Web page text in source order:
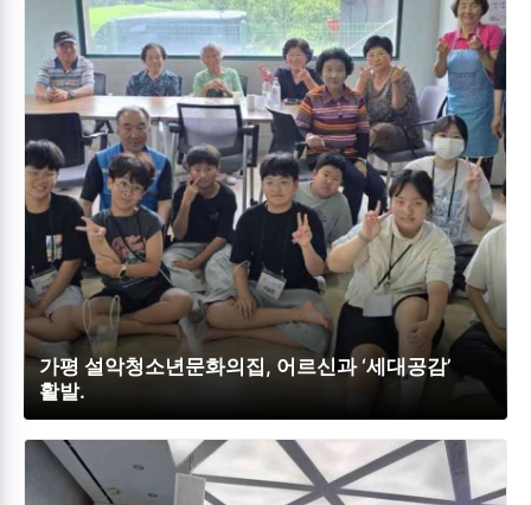
가평 설악청소년문화의집, 어르신과 ‘세대공감’
활발.